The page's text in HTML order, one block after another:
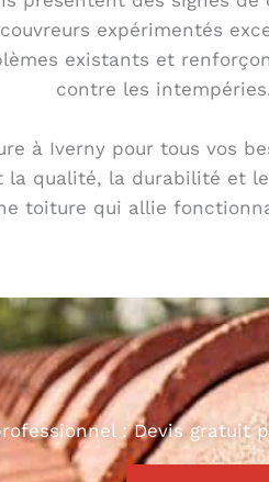
expérimentés
existants et
contre les
à Iverny pour tous vos
la qualité, la durabilité et
toiture qui allie
: Devis gratuit